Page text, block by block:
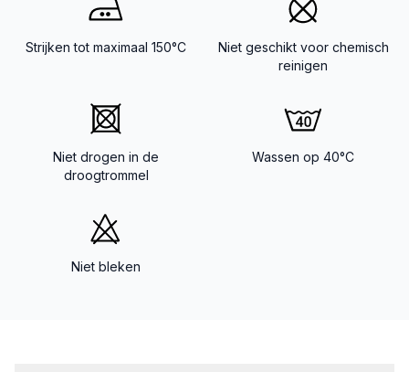
Strijken tot maximaal 150°C
Niet geschikt voor chemisch
reinigen
Niet drogen in de
droogtrommel
Wassen op 40°C
Niet bleken